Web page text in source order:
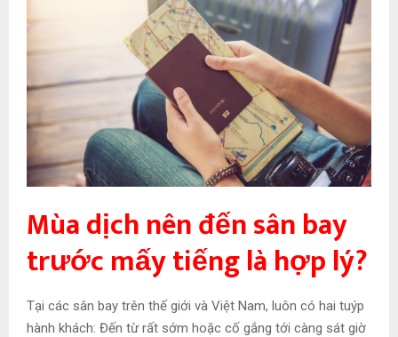
Mùa dịch nên đến sân bay
trước mấy tiếng là hợp lý?
Tại các sân bay trên thế giới và Việt Nam, luôn có hai tuýp
hành khách: Đến từ rất sớm hoặc cố gắng tới càng sát giờ